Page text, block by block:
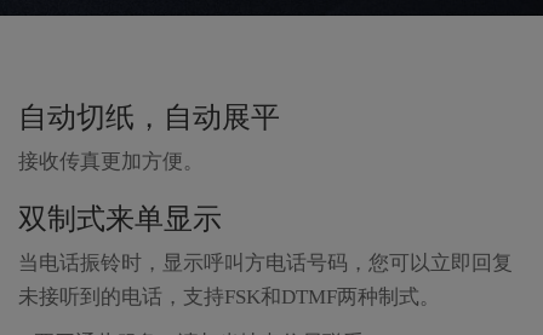
自动切纸，自动展平
接收传真更加方便。
双制式来单显示
当电话振铃时，显示呼叫方电话号码，您可以立即回复
未接听到的电话，支持FSK和DTMF两种制式。